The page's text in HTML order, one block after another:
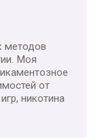
методов
Моя
от
никотина